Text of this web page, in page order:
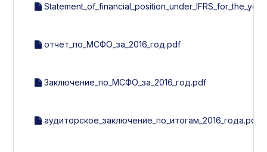
отчет_по_МСФО_за_2016_год.pdf
Заключение_по_МСФО_за_2016_год.pdf
аудиторское_заключение_по_итогам_2016_года.pdf